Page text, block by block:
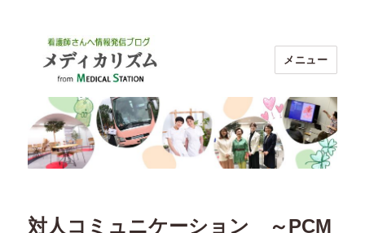
ブログ メディカリズム｜看護師のお
仕事探し【メディカルステーション】
メニュー
対人コミュニケーション ～PCM